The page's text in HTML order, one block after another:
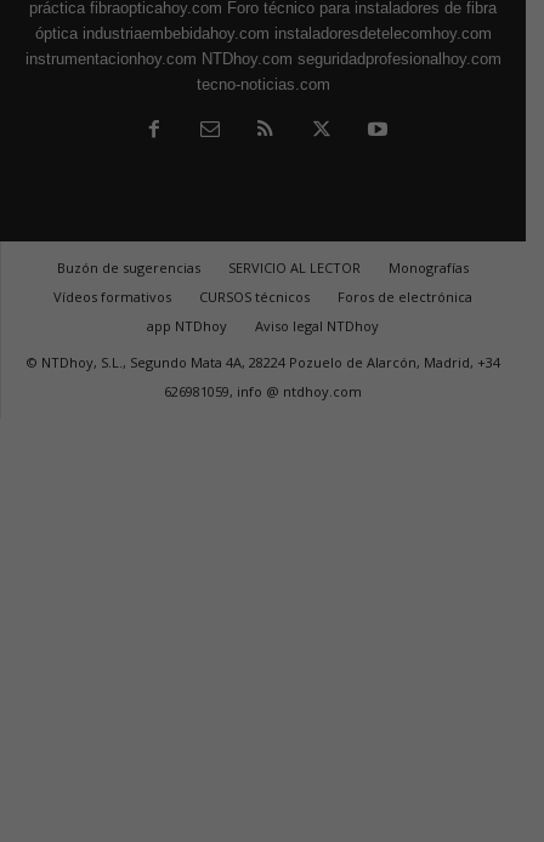
práctica fibraopticahoy.com Foro técnico para instaladores de fibra
óptica industriaembebidahoy.com instaladoresdetelecomhoy.com
instrumentacionhoy.com NTDhoy.com seguridadprofesionalhoy.com
tecno-noticias.com
Buzón de sugerencias SERVICIO AL LECTOR
Monografías
Vídeos formativos
CURSOS técnicos
Foros de electrónica
app NTDhoy
Aviso legal NTDhoy
© NTDhoy, S.L., Segundo Mata 4A, 28224 Pozuelo de Alarcón, Madrid, +34
626981059, info @ ntdhoy.com